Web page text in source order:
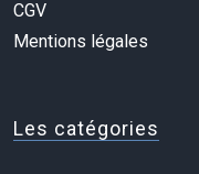
CGV
Mentions légales
Les catégories